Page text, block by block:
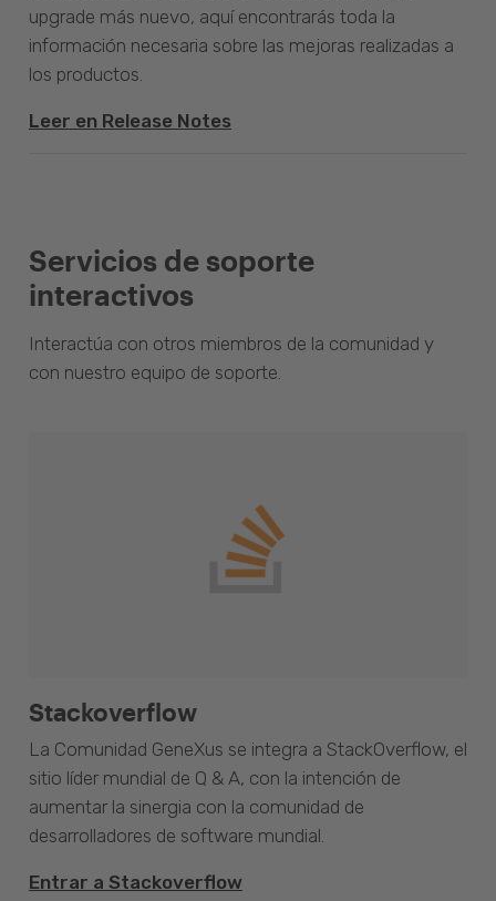
upgrade más nuevo, aquí encontrarás toda la
información necesaria sobre las mejoras realizadas a
los productos.
Leer en Release Notes
Servicios de soporte
interactivos
Interactúa con otros miembros de la comunidad y
con nuestro equipo de soporte.
Stackoverflow
La Comunidad GeneXus se integra a StackOverflow, el
sitio líder mundial de Q & A, con la intención de
aumentar la sinergia con la comunidad de
desarrolladores de software mundial.
Entrar a Stackoverflow